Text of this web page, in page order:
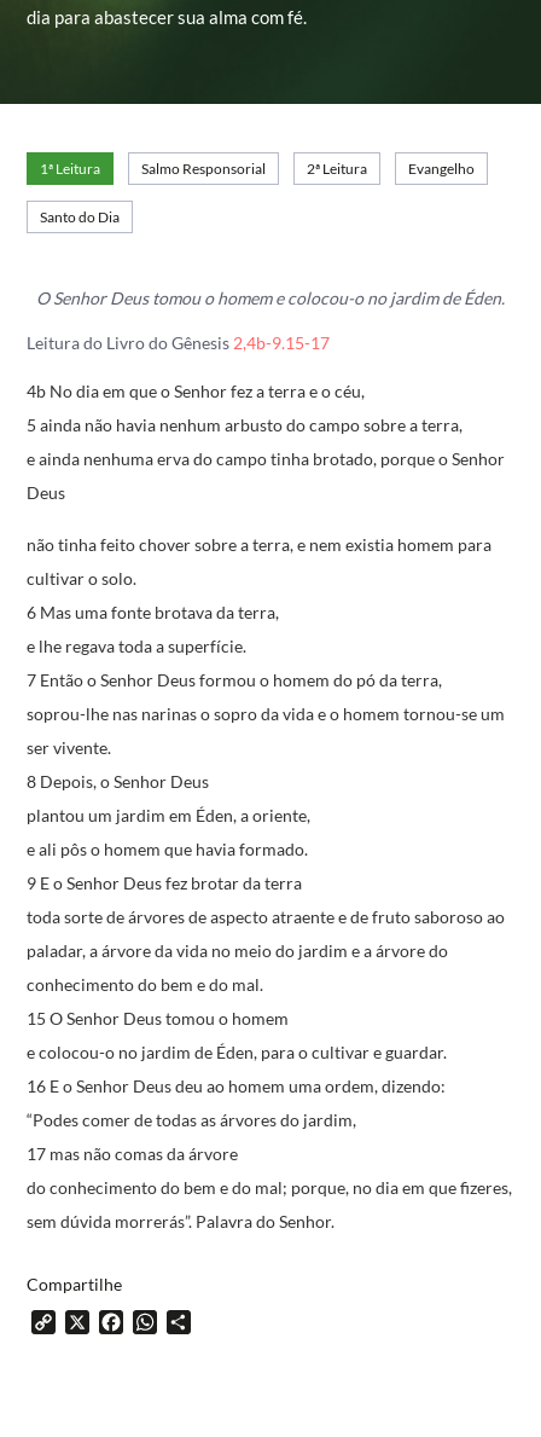
dia para abastecer sua alma com fé.
1ª Leitura Salmo Responsorial 2ª Leitura Evangelho
Santo do Dia
O Senhor Deus tomou o homem e colocou-o no jardim de Éden.
Leitura do Livro do Gênesis 2,4b-9.15-17
4b No dia em que o Senhor fez a terra e o céu,
5 ainda não havia nenhum arbusto do campo sobre a terra,
e ainda nenhuma erva do campo tinha brotado, porque o Senhor
Deus
não tinha feito chover sobre a terra,e nem existia homem para
cultivar o solo.
6 Mas uma fonte brotava da terra,
e lhe regava toda a superfície.
7 Então o Senhor Deus formou o homem do pó da terra,
soprou-lhe nas narinas o sopro da vidae o homem tornou-se um
ser vivente.
8 Depois, o Senhor Deus
plantou um jardim em Éden, a oriente,
e ali pôs o homem que havia formado.
9 E o Senhor Deus fez brotar da terra
toda sorte de árvores de aspecto atraentee de fruto saboroso ao
paladar,a árvore da vida no meio do jardim e a árvore do
conhecimento do bem e do mal.
15 O Senhor Deus tomou o homem
e colocou-o no jardim de Éden, para o cultivar e guardar.
16 E o Senhor Deus deu ao homem uma ordem, dizendo:
“Podes comer de todas as árvores do jardim,
17 mas não comas da árvore
do conhecimento do bem e do mal; porque, no dia em que fizeres,
sem dúvida morrerás”. Palavra do Senhor.
Compartilhe
Copy X FacebookWhatsApp